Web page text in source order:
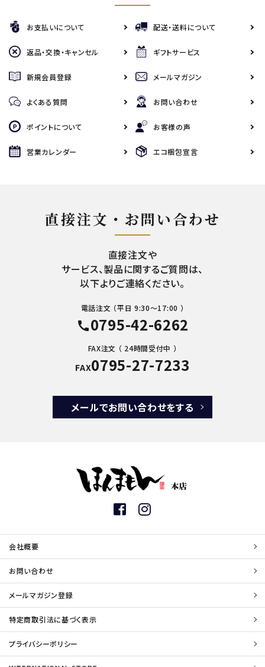
お支払いについて 配送・送料について
返品・交換・キャンセル ギフトサービス
新規会員登録 メールマガジン
よくある質問 お問い合わせ
ポイントについて お客様の声
営業カレンダー エコ梱包宣言
直接注文・お問い合わせ
直接注文や
サービス、製品に関するご質問は、
以下よりご連絡ください。
電話注文 （平日 9:30～17:00 ）
call0795-42-6262
FAX注文 （ 24時間受付中 ）
FAX0795-27-7233
メールでお問い合わせをする
会社概要
お問い合わせ
メールマガジン登録
特定商取引法に基づく表示
プライバシーポリシー